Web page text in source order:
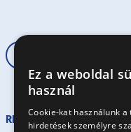
RENDEZÉS
Ez a weboldal
használ
Cookie-kat használunk a
hirdetések személyre